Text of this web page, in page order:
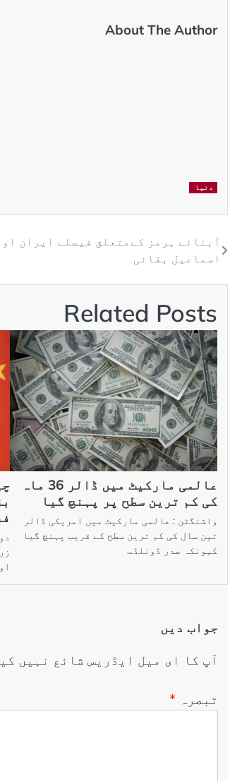
About The Author
دنیا
آبنائے ہرمز کےمتعلق فیصلے ایران
اسماعیل بقائی
Related Posts
عالمی مارکیٹ میں ڈالر 36 ماہ
کی کم ترین سطح پر پہنچ گیا
واشنگٹن : عالمی مارکیٹ میں امریکی ڈالر
تین سال کی کم ترین سطح کے قریب پہنچ گیا
کیونکہ صدر ڈونلڈ…
جواب دیں
آپ کا ای میل ایڈریس شائع نہیں
تبصرہ *